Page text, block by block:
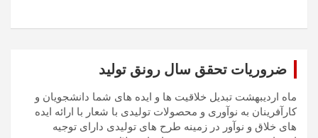
ضروریات تحقق سال رونق تولید
ماه اردیبهشت تبدیل خلاقیت ها و ایده های شما دانشجویان و
کارآفرینان به نوآوری و محصولات تولیدی با شعار با ارائه ایده
های خلاق و نوآور در زمینه طرح های تولیدی دارای توجیه